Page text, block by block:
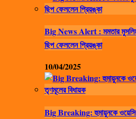
Big News Alert : মমতার
ছিপ ফেললেন প্রিয়ঙ্কা
10/04/2025
Big Breaking: হুমায়ুনকে